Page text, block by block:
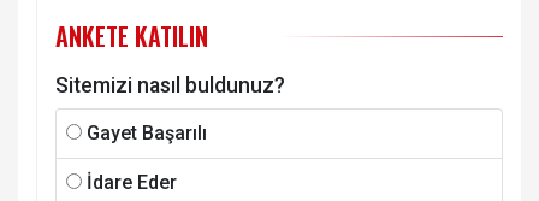
ANKETE KATILIN
Sitemizi nasıl buldunuz?
Gayet Başarılı
İdare Eder